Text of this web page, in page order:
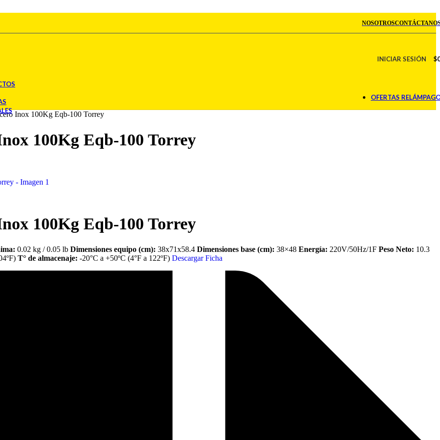
NOSOTROS
INICIAR SESIÓN $
OFERTAS
Inox 100Kg Eqb-100 Torrey
100Kg Eqb-100 Torrey
100Kg Eqb-100 Torrey
0.02 kg / 0.05 lb Dimensiones equipo (cm): 38x71x58.4 Dimensiones base (cm): 38×48 Energía: 220V/50Hz/1F Peso Neto: 10.3
T° de almacenaje: -20°C a +50ºC (4°F a 122ºF) Descargar Ficha